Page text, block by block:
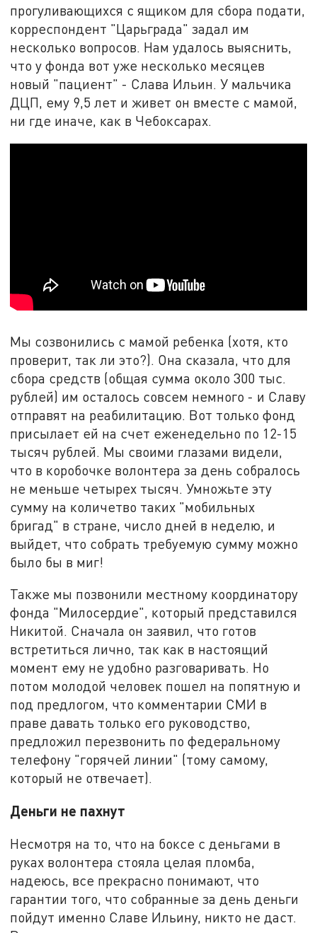
прогуливающихся с ящиком для сбора подати,
корреспондент "Царьграда" задал им
несколько вопросов. Нам удалось выяснить,
что у фонда вот уже несколько месяцев
новый "пациент" - Слава Ильин. У мальчика
ДЦП, ему 9,5 лет и живет он вместе с мамой,
ни где иначе, как в Чебоксарах.
Мы созвонились с мамой ребенка (хотя, кто
проверит, так ли это?). Она сказала, что для
сбора средств (общая сумма около 300 тыс.
рублей) им осталось совсем немного - и Славу
отправят на реабилитацию. Вот только фонд
присылает ей на счет еженедельно по 12-15
тысяч рублей. Мы своими глазами видели,
что в коробочке волонтера за день собралось
не меньше четырех тысяч. Умножьте эту
сумму на количетво таких "мобильных
бригад" в стране, число дней в неделю, и
выйдет, что собрать требуемую сумму можно
было бы в миг!
Также мы позвонили местному координатору
фонда "Милосердие", который представился
Никитой. Сначала он заявил, что готов
встретиться лично, так как в настоящий
момент ему не удобно разговаривать. Но
потом молодой человек пошел на попятную и
под предлогом, что комментарии СМИ в
праве давать только его руководство,
предложил перезвонить по федеральному
телефону "горячей линии" (тому самому,
который не отвечает).
Деньги не пахнут
Несмотря на то, что на боксе с деньгами в
руках волонтера стояла целая пломба,
надеюсь, все прекрасно понимают, что
гарантии того, что собранные за день деньги
пойдут именно Славе Ильину, никто не даст.